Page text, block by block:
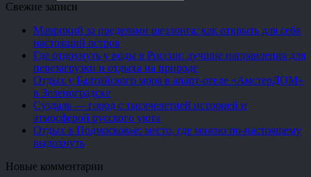
Свежие записи
Маврикий за пределами шезлонга: как открыть для себя
настоящий остров
Где отдохнуть у воды в России: лучшие направления для
перезагрузки и отдыха на природе
Отдых у Балтийского моря в апарт-отеле «АмстерДОМ»
в Зеленоградске
Суздаль — город с тысячелетней историей и
атмосферой русского уюта
Отдых в Подмосковье: место, где можно по-настоящему
выдохнуть
Новые комментарии